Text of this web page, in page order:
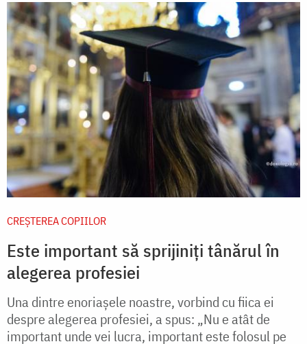
CREŞTEREA COPIILOR
Este important să sprijiniți tânărul în
alegerea profesiei
Una dintre enoriaşele noastre, vorbind cu fiica ei
despre alegerea profesiei, a spus: „Nu e atât de
important unde vei lucra, important este folosul pe